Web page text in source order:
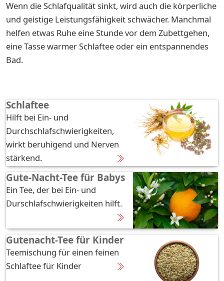
Wenn die Schlafqualität sinkt, wird auch die körperliche
und geistige Leistungsfähigkeit schwächer. Manchmal
helfen etwas Ruhe eine Stunde vor dem Zubettgehen,
eine Tasse warmer Schlaftee oder ein entspannendes
Bad.
Schlaftee
Hilft bei Ein- und
Durchschlafschwierigkeiten,
wirkt beruhigend und Nerven
stärkend.
Gute-Nacht-Tee für Babys
Ein Tee, der bei Ein- und
Durschlafschwierigkeiten hilft.
Gutenacht-Tee für Kinder
Teemischung für einen feinen
Schlaftee für Kinder